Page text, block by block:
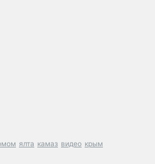
ялта камаз видео крым